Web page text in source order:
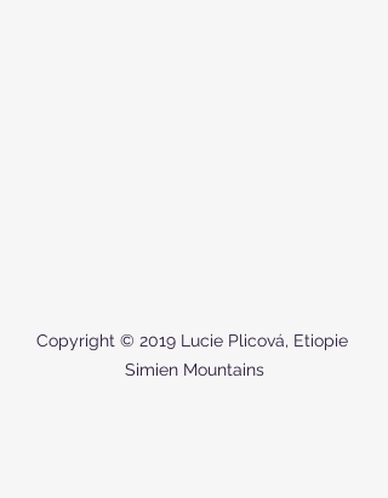
Copyright © 2019 Lucie Plicová, Etiopie
Simien Mountains